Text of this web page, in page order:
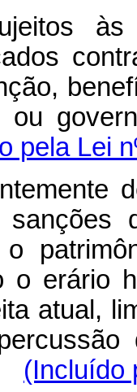
pela Lei
o
o erário
atual,
(Incluído